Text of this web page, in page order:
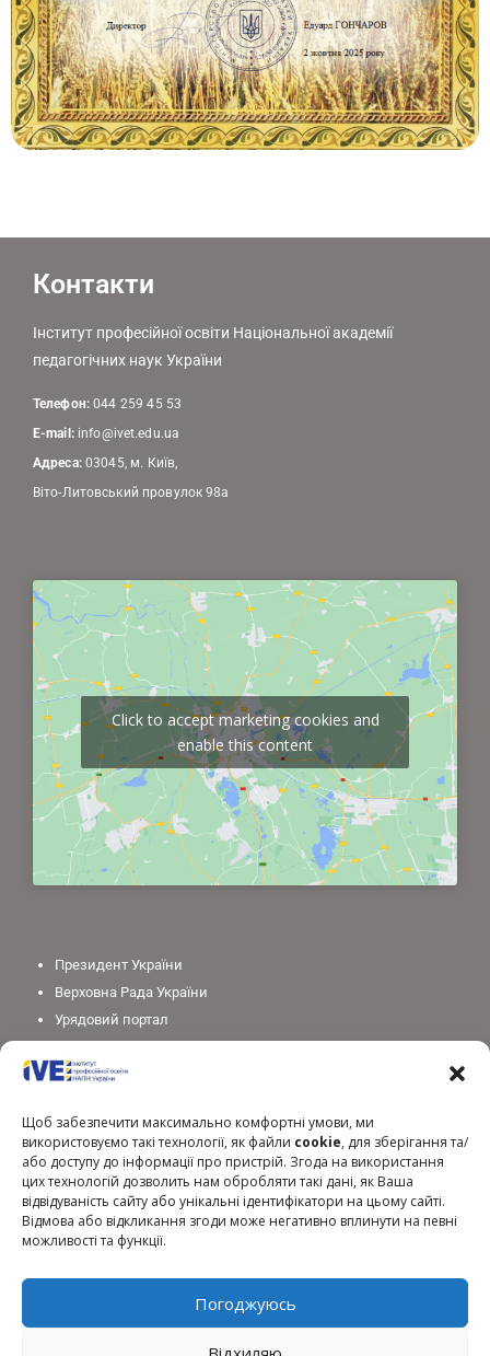
Щоб забезпечити максимально комфортні умови, ми
використовуємо такі технології, як файли cookie, для зберігання та/
або доступу до інформації про пристрій. Згода на використання
цих технологій дозволить нам обробляти такі дані, як Ваша
відвідуваність сайту або унікальні ідентифікатори на цьому сайті.
Відмова або відкликання згоди може негативно вплинути на певні
можливості та функції.
Погоджуюсь
Контакти
Інститут професійної освіти Національної академії
педагогічних наук України
Телефон:044 259 45 53
E-mail: info@ivet.edu.ua
Адреса:03045, м. Київ,
Віто-Литовський провулок 98а
Click to accept marketing cookies and
enable this content
Президент України
Верховна Рада України
Урядовий портал
Міністерство освіти і науки України